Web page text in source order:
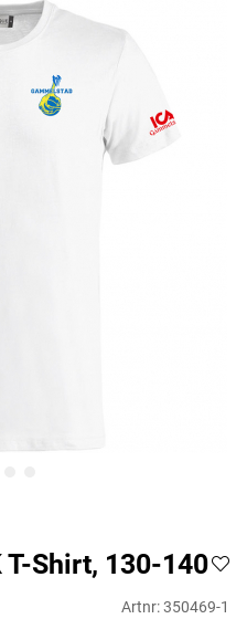
T-Shirt, 130-140
Artnr:350469-1